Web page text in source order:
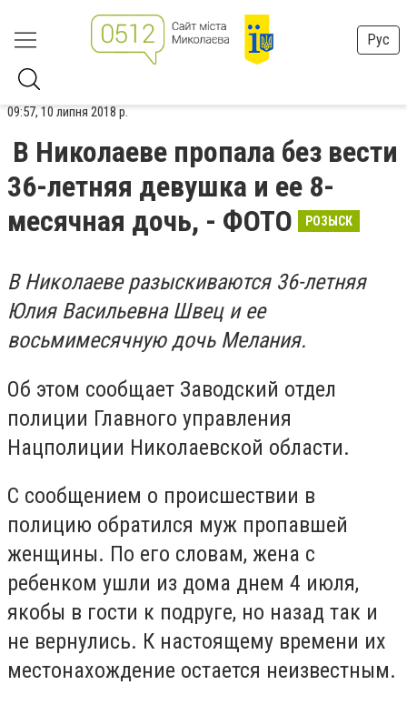
Рус
09:57, 10 липня 2018 р.
В Николаеве пропала без вести
36-летняя девушка и ее 8-
месячная дочь, - ФОТО
РОЗЫСК
В Николаеве разыскиваются 36-летняя
Юлия Васильевна Швец и ее
восьмимесячную дочь Мелания.
Об этом сообщает Заводский отдел
полиции Главного управления
Нацполиции Николаевской области.
С сообщением о происшествии в
полицию обратился муж пропавшей
женщины. По его словам, жена с
ребенком ушли из дома днем ​​4 июля,
якобы в гости к подруге, но назад так и
не вернулись. К настоящему времени их
местонахождение остается неизвестным.